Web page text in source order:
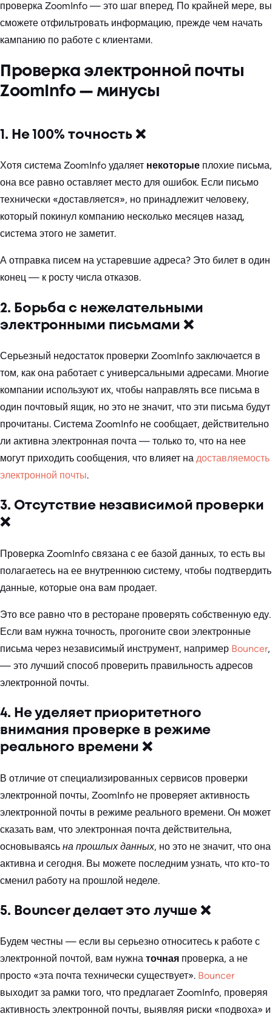
проверка ZoomInfo — это шаг вперед. По крайней мере, вы
сможете отфильтровать информацию, прежде чем начать
кампанию по работе с клиентами.
Проверка электронной почты
ZoomInfo — минусы
1. Не 100% точность ❌
Хотя система ZoomInfo удаляет некоторые плохие письма,
она все равно оставляет место для ошибок. Если письмо
технически «доставляется», но принадлежит человеку,
который покинул компанию несколько месяцев назад,
система этого не заметит.
А отправка писем на устаревшие адреса? Это билет в один
конец — к росту числа отказов.
2. Борьба с нежелательными
электронными письмами ❌
Серьезный недостаток проверки ZoomInfo заключается в
том, как она работает с универсальными адресами. Многие
компании используют их, чтобы направлять все письма в
один почтовый ящик, но это не значит, что эти письма будут
прочитаны. Система ZoomInfo не сообщает, действительно
ли активна электронная почта — только то, что на нее
могут приходить сообщения, что влияет на доставляемость
электронной почты.
3. Отсутствие независимой проверки
❌
Проверка ZoomInfo связана с ее базой данных, то есть вы
полагаетесь на ее внутреннюю систему, чтобы подтвердить
данные, которые она вам продает.
Это все равно что в ресторане проверять собственную еду.
Если вам нужна точность, прогоните свои электронные
письма через независимый инструмент, например Bouncer,
— это лучший способ проверить правильность адресов
электронной почты.
4. Не уделяет приоритетного
внимания проверке в режиме
реального времени ❌
В отличие от специализированных сервисов проверки
электронной почты, ZoomInfo не проверяет активность
электронной почты в режиме реального времени. Он может
сказать вам, что электронная почта действительна,
основываясь на прошлых данных, но это не значит, что она
активна и сегодня. Вы можете последним узнать, что кто-то
сменил работу на прошлой неделе.
5. Bouncer делает это лучше ❌
Будем честны — если вы серьезно относитесь к работе с
электронной почтой, вам нужна точная проверка, а не
просто «эта почта технически существует». Bouncer
выходит за рамки того, что предлагает ZoomInfo, проверяя
активность электронной почты, выявляя риски «подвоха» и